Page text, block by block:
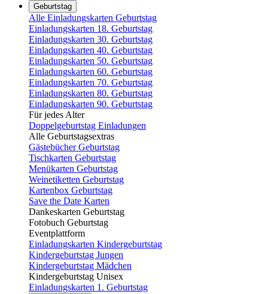
Geburtstag
Alle Einladungskarten Geburtstag
Einladungskarten 18. Geburtstag
Einladungskarten 30. Geburtstag
Einladungskarten 40. Geburtstag
Einladungskarten 50. Geburtstag
Einladungskarten 60. Geburtstag
Einladungskarten 70. Geburtstag
Einladungskarten 80. Geburtstag
Einladungskarten 90. Geburtstag
Für jedes Alter
Doppelgeburtstag Einladungen
Alle Geburtstagsextras
Gästebücher Geburtstag
Tischkarten Geburtstag
Menükarten Geburtstag
Weinetiketten Geburtstag
Kartenbox Geburtstag
Save the Date Karten
Dankeskarten Geburtstag
Fotobuch Geburtstag
Eventplattform
Einladungskarten Kindergeburtstag
Kindergeburtstag Jungen
Kindergeburtstag Mädchen
Kindergeburtstag Unisex
Einladungskarten 1. Geburtstag